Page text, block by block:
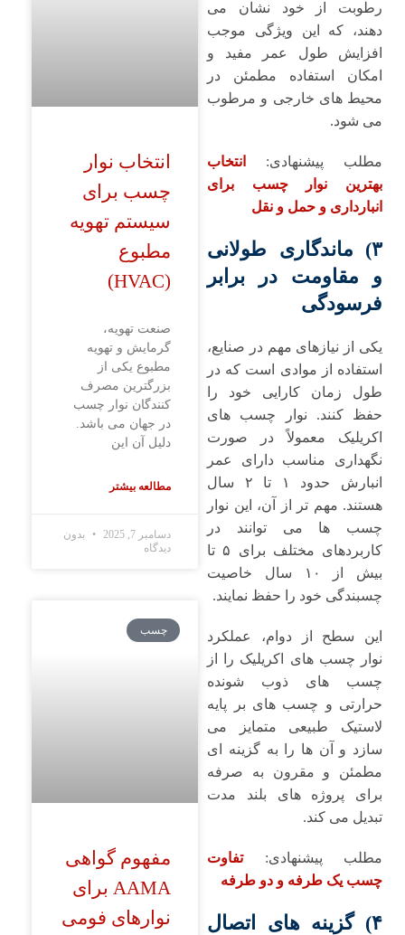
رطوبت از خود نشان می
‌دهند، که این ویژگی موجب
افزایش طول عمر مفید و
امکان استفاده مطمئن در
محیط ‌های خارجی و مرطوب
می ‌شود.
مطلب پیشنهادی:
انتخاب
بهترین نوار چسب برای
انبارداری و حمل و نقل
۳) ماندگاری طولانی
و مقاومت در برابر
فرسودگی
یکی از نیازهای مهم در صنایع،
استفاده از موادی است که در
طول زمان کارایی خود را
حفظ کنند. نوار چسب ‌های
اکریلیک معمولاً در صورت
نگهداری مناسب دارای عمر
انبارش حدود ۱ تا ۲ سال
هستند. مهم ‌تر از آن، این نوار
چسب‌ ها می ‌توانند در
کاربردهای مختلف برای ۵ تا
بیش از ۱۰ سال خاصیت
چسبندگی خود را حفظ نمایند.
این سطح از دوام، عملکرد
نوار چسب ‌های اکریلیک را از
چسب ‌های ذوب‌ شونده
حرارتی و چسب ‌های بر پایه
لاستیک طبیعی متمایز می
‌سازد و آن‌ ها را به گزینه ‌ای
مطمئن و مقرون‌ به‌ صرفه
برای پروژه ‌های بلند مدت
تبدیل می ‌کند.
مطلب پیشنهادی:تفاوت
چسب یک طرفه و دو طرفه
۴) گزینه ‌های اتصال
انتخاب نوار
چسب برای
سیستم تهویه
مطبوع
(HVAC)
صنعت تهویه،
گرمایش و تهویه
مطبوع یکی از
بزرگترین مصرف
کنندگان نوار چسب
در جهان می باشد.
دلیل آن این
مطالعه بیشتر
دسامبر 7, 2025
بدون
دیدگاه
چسب
مفهوم گواهی
AAMA برای
نوارهای فومی